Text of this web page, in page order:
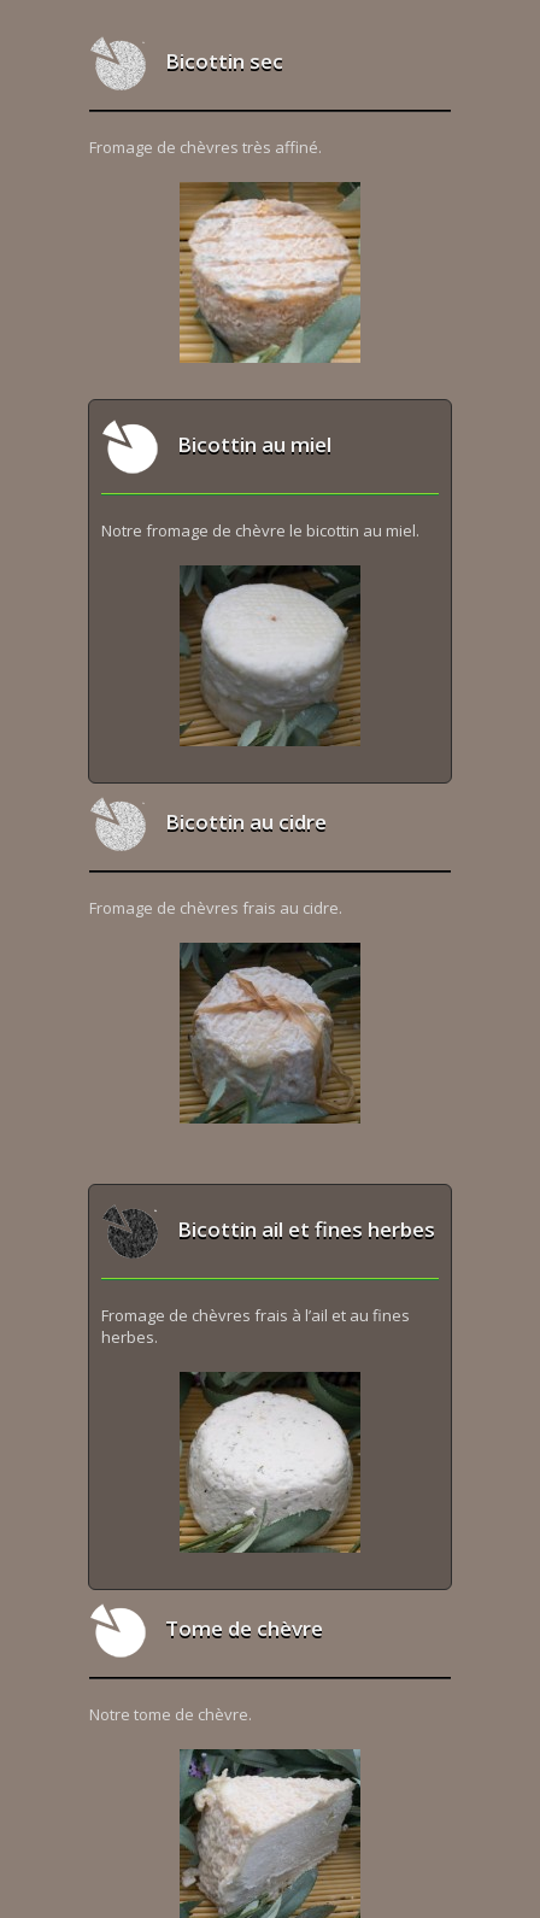
Bicottin sec
Fromage de chèvres très affiné.
Bicottin au miel
Notre fromage de chèvre le bicottin au miel.
Bicottin au cidre
Fromage de chèvres frais au cidre.
Bicottin ail et fines herbes
Fromage de chèvres frais à l’ail et au fines
herbes.
Tome de chèvre
Notre tome de chèvre.